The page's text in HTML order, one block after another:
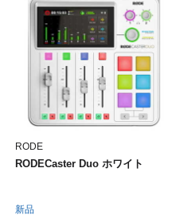
新品
RODE
RODECaster Duo ホワイト